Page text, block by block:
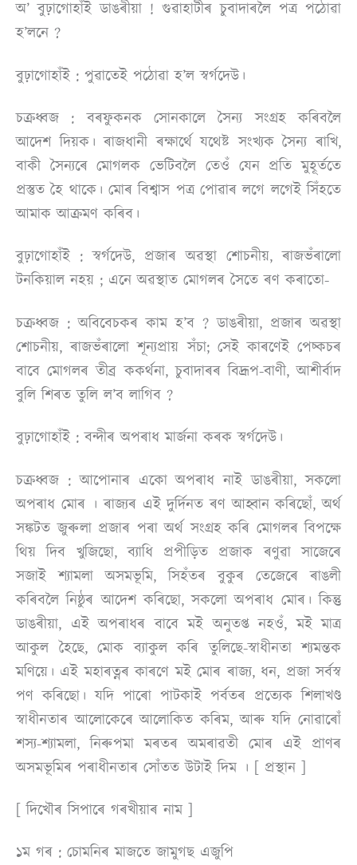
অ’ বুঢ়াগােহাঁই ডাঙৰীয়া ! গুৱাহাটীৰ চুবাদাৰলৈ পত্র পঠোৱা
হ’লনে ?
বুঢ়াগােহাঁই : পুৱাতেই পঠোৱা হ’ল স্বৰ্গদেউ।
চক্ৰধ্বজ : বৰফুকনক সােনকালে সৈন্য সংগ্ৰহ কৰিবলৈ
আদেশ দিয়ক। ৰাজধানী ৰক্ষার্থে যথেষ্ট সংখ্যক সৈন্য ৰাখি,
বাকী সৈন্যৰে মােগলক ভেটিবলৈ তেওঁ যেন প্রতি মুহূর্ততে
প্ৰস্তুত হৈ থাকে। মােৰ বিশ্বাস পত্র পােৱাৰ লগে লগেই সিঁহতে
আমাক আক্রমণ কৰিব।
বুঢ়াগােহাঁই : স্বৰ্গদেউ, প্ৰজাৰ অৱস্থা শােচনীয়, ৰাজভঁৰালাে
টনকিয়াল নহয় ; এনে অৱস্থাত মােগলৰ সৈতে ৰণ কৰাতাে-
চক্ৰধ্বজ : অবিবেচকৰ কাম হ’ব ? ডাঙৰীয়া, প্ৰজাৰ অৱস্থা
শোচনীয়, ৰাজভঁৰালো শূন্যপ্ৰায় সঁচা; সেই কাৰণেই পেচ্কচৰ
বাবে মােগলৰ তীব্ৰ ককৰ্থনা, চুবাদাৰৰ বিদ্ৰূপ-বাণী, আশীর্বাদ
বুলি শিৰত তুলি ল’ব লাগিব ?
বুঢ়াগােহাঁই : বন্দীৰ অপৰাধ মার্জনা কৰক স্বৰ্গদেউ।
চক্ৰধ্বজ : আপােনাৰ একো অপৰাধ নাই ডাঙৰীয়া, সকলাে
অপৰাধ মােৰ । ৰাজ্যৰ এই দুর্দিনত ৰণ আহ্বান কৰিছোঁ, অর্থ
সঙ্কটত জুৰুলা প্ৰজাৰ পৰা অর্থ সংগ্রহ কৰি মােগলৰ বিপক্ষে
থিয় দিব খুজিছো, ব্যাধি প্রপীড়িত প্ৰজাক ৰণুৱা সাজেৰে
সজাই শ্যামলা অসমভূমি, সিহঁতৰ বুকুৰ তেজেৰে ৰাঙলী
কৰিবলৈ নিষ্ঠুৰ আদেশ কৰিছো, সকলাে অপৰাধ মােৰ। কিন্তু
ডাঙৰীয়া, এই অপৰাধৰ বাবে মই অনুতপ্ত নহওঁ, মই মাত্র
আকুল হৈছে, মােক ব্যাকুল কৰি তুলিছে-স্বাধীনতা শ্যমন্তক
মণিয়ে। এই মহাৰত্নৰ কাৰণে মই মােৰ ৰাজ্য, ধন, প্রজা সর্বস্ব
পণ কৰিছো। যদি পাৰো পাটকাই পৰ্বতৰ প্রত্যেক শিলাখণ্ড
স্বাধীনতাৰ আলােকেৰে আলােকিত কৰিম, আৰু যদি নােৱাৰোঁ
শস্য-শ্যামলা, নিৰুপমা মৰতৰ অমৰাৱতী মােৰ এই প্ৰাণৰ
অসমভূমিৰ পৰাধীনতাৰ সোঁতত উটাই দিম । [ প্ৰস্থান ]
[ দিখৌৰ সিপাৰে গৰখীয়াৰ নাম ]
১ম গৰ : চোমনিৰ মাজতেজামুগছ এজুপি